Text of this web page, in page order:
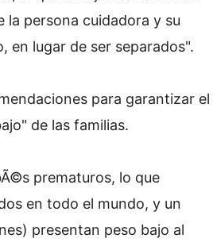
la persona cuidadora y su
lugar de ser separados".
para garantizar el
de las familias.
prematuros, lo que
en todo el mundo, y un
presentan peso bajo al